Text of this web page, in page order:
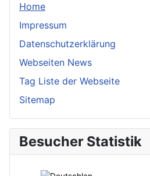
Home
Impressum
Datenschutzerklärung
Webseiten News
Tag Liste der Webseite
Sitemap
Besucher Statistik